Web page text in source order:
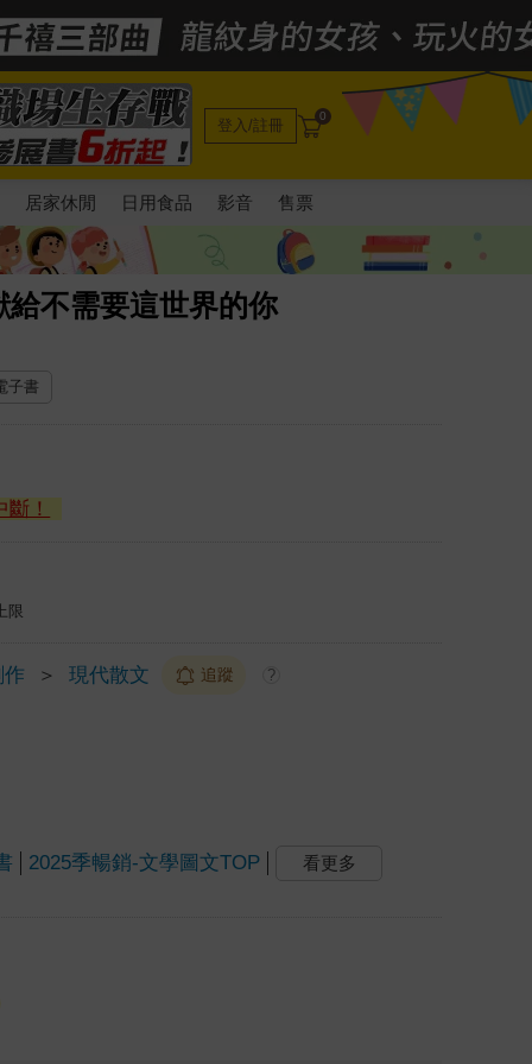
登入/註冊 0
居家休閒 日用食品 影音 售票
不需要這世界的你
子書
！
限
＞ 現代散文 追蹤 ?
2025季暢銷-文學圖文TOP 看更多